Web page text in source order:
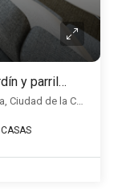
Casa en venta 3 dormitorios con jardín y parrillero, en Ciudad de la Costa.
Avenida Jorge Williams, Ciudad de la costa, Ciudad de la Costa
CASAS